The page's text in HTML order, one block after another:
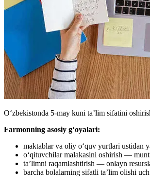
Oʻzbekistonda 5-may kuni ta’lim sifatini
Farmonning asosiy gʻoyalari:
maktablar va oliy o‘quv yurtlari ustidan
oʻqituvchilar malakasini oshirish —
ta’limni raqamlashtirish — onlayn
barcha bolalarning sifatli ta’lim olishi